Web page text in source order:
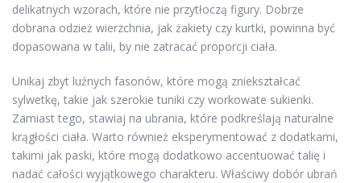
delikatnych wzorach, które nie przytłoczą figury. Dobrze
dobrana odzież wierzchnia, jak żakiety czy kurtki, powinna być
dopasowana w talii, by nie zatracać proporcji ciała.
Unikaj zbyt luźnych fasonów, które mogą zniekształcać
sylwetkę, takie jak szerokie tuniki czy workowate sukienki.
Zamiast tego, stawiaj na ubrania, które podkreślają naturalne
krągłości ciała. Warto również eksperymentować z dodatkami,
takimi jak paski, które mogą dodatkowo accentuować talię i
nadać całości wyjątkowego charakteru. Właściwy dobór ubrań